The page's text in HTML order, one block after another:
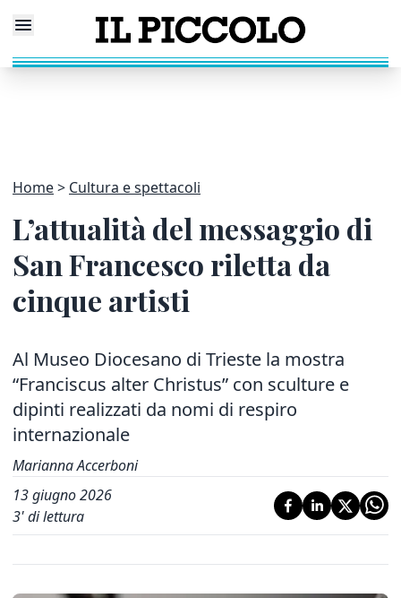
Home Cultura e spettacoli
L’attualità del messaggio di
San Francesco riletta da
cinque artisti
Al Museo Diocesano di Trieste la mostra
“Franciscus alter Christus” con sculture e
dipinti realizzati da nomi di respiro
internazionale
Marianna Accerboni
13 giugno 2026
3' di lettura